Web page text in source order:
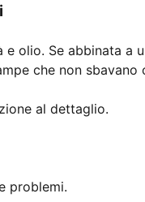
olio. Se abbinata a
che non sbavano
al dettaglio.
problemi.